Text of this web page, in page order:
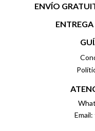
ENVÍO